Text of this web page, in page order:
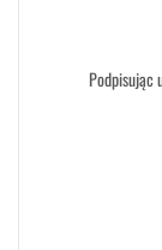
Podpisując